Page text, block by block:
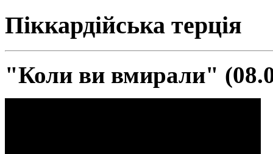
Піккардійська терція
"Коли ви вмирали"